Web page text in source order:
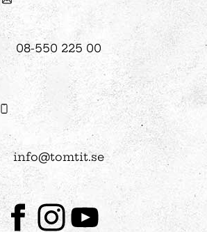
08-550 225 00
info@tomtit.se